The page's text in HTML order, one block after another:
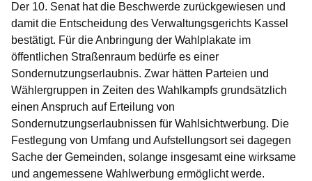
Der 10. Senat hat die Beschwerde zurückgewiesen und
damit die Entscheidung des Verwaltungsgerichts Kassel
bestätigt. Für die Anbringung der Wahlplakate im
öffentlichen Straßenraum bedürfe es einer
Sondernutzungserlaubnis. Zwar hätten Parteien und
Wählergruppen in Zeiten des Wahlkampfs grundsätzlich
einen Anspruch auf Erteilung von
Sondernutzungserlaubnissen für Wahlsichtwerbung. Die
Festlegung von Umfang und Aufstellungsort sei dagegen
Sache der Gemeinden, solange insgesamt eine wirksame
und angemessene Wahlwerbung ermöglicht werde.